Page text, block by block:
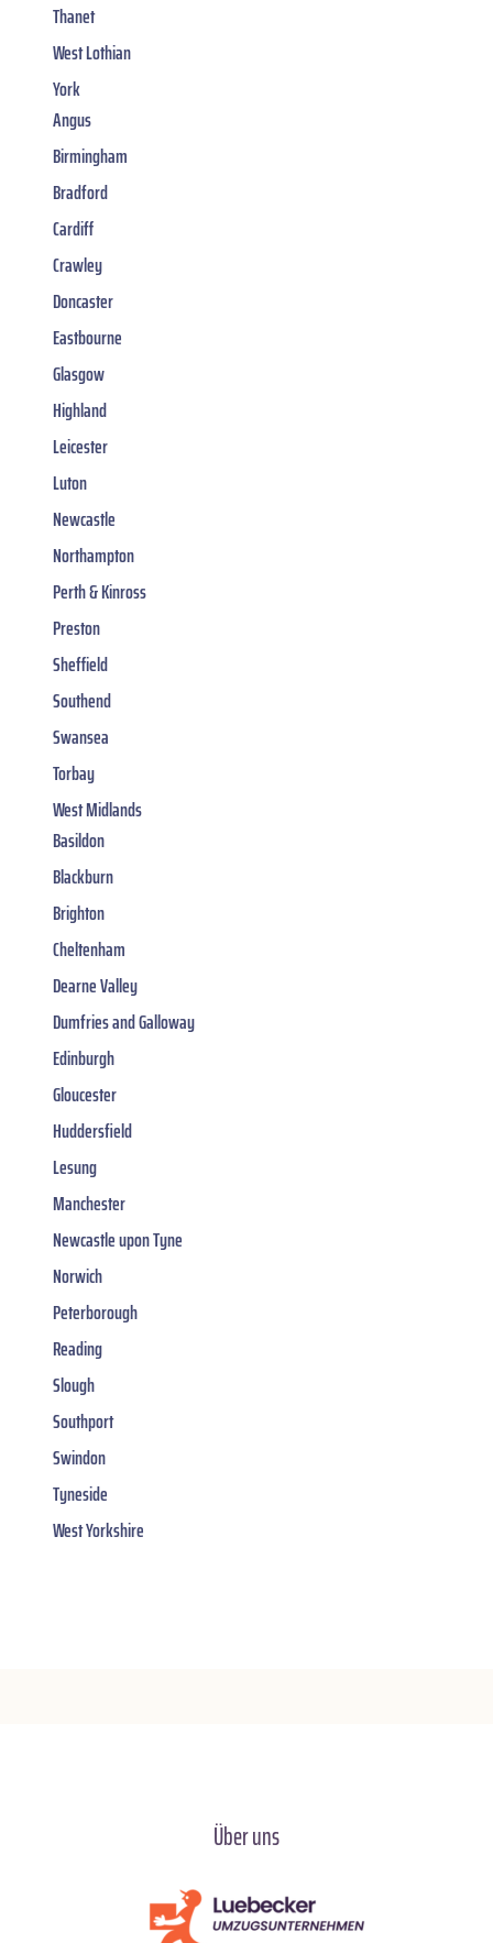
Thanet
West Lothian
York
Angus
Birmingham
Bradford
Cardiff
Crawley
Doncaster
Eastbourne
Glasgow
Highland
Leicester
Luton
Newcastle
Northampton
Perth & Kinross
Preston
Sheffield
Southend
Swansea
Torbay
West Midlands
Basildon
Blackburn
Brighton
Cheltenham
Dearne Valley
Dumfries and Galloway
Edinburgh
Gloucester
Huddersfield
Lesung
Manchester
Newcastle upon Tyne
Norwich
Peterborough
Reading
Slough
Southport
Swindon
Tyneside
West Yorkshire
Über uns